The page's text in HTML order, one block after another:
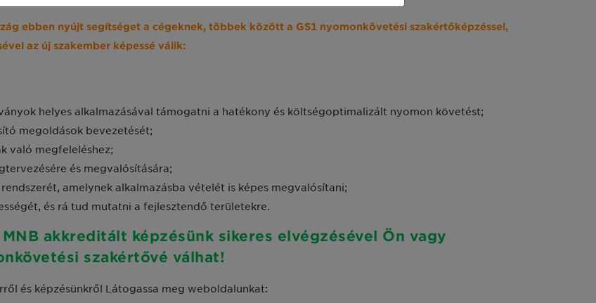
ebben nyújt segítséget a cégeknek, többek között a GS1 nyomonkövetési szakértőképzéssel,
az új szakember képessé válik:
helyes alkalmazásával támogatni a hatékony és költségoptimalizált nyomon követést;
megoldások bevezetését;
való megfeleléshez;
és megvalósítására;
amelynek alkalmazásba vételét is képes megvalósítani;
és rá tud mutatni a fejlesztendő területekre.
akkreditált képzésünk sikeres elvégzésével Ön vagy
szakértővé válhat!
és képzésünkről Látogassa meg weboldalunkat: